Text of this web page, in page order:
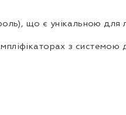
що є унікальною для
з системою